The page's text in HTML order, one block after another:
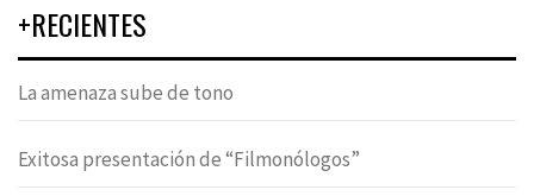
+RECIENTES
La amenaza sube de tono
Exitosa presentación de “Filmonólogos”